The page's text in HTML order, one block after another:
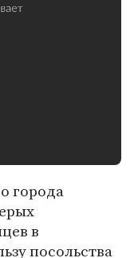
города
в
посольства